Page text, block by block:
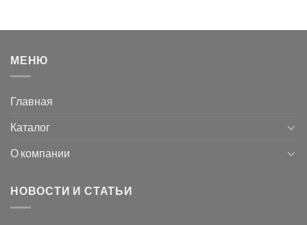
МЕНЮ
Главная
Каталог
О компании
НОВОСТИ И СТАТЬИ